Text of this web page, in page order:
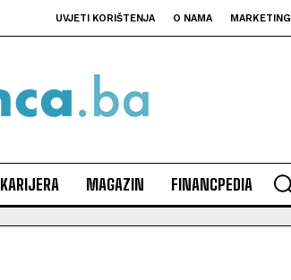
UVJETI KORIŠTENJA O NAMA MARKETING
KARIJERA MAGAZIN FINANCPEDIA